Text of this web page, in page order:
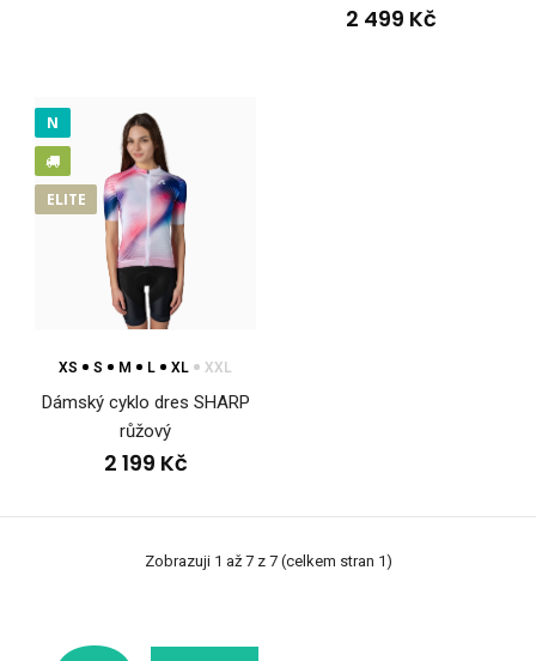
Cyklo dres letní SHARP zelenýCyklistický dres SHARP je
navržený pro letní jízdu v teple a vysoké int..
2 499 Kč
N
ELITE
XS S M L XL XXL
Dámský cyklo dres SHARP
růžový
2 199 Kč
Zobrazuji 1 až 7 z 7 (celkem stran 1)